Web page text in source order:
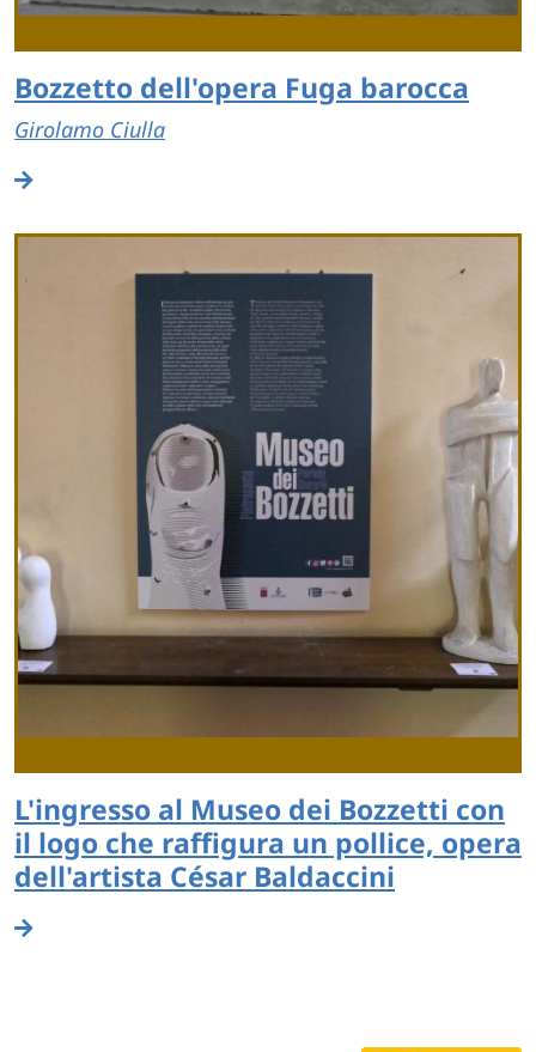
Bozzetto dell'opera Fuga barocca
Girolamo Ciulla
L'ingresso al Museo dei Bozzetti con
il logo che raffigura un pollice, opera
dell'artista César Baldaccini